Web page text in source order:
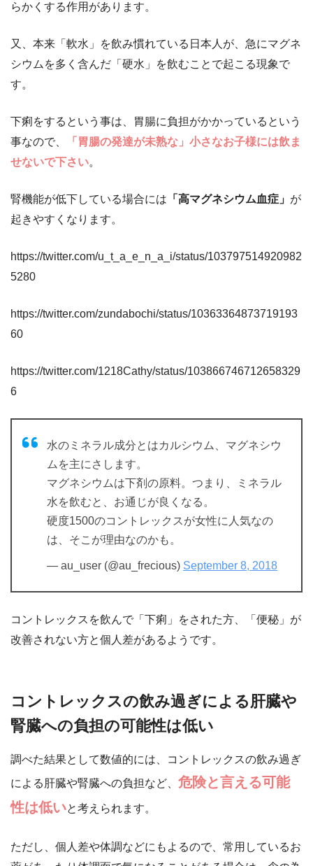
らかくする作用があります。
又、本来「軟水」を飲み慣れている日本人が、急にマグネ
シウムを多く含んだ「硬水」を飲むことで起こる現象で
す。
下痢をするという事は、胃腸に負担がかかっているという
事なので、
「胃腸の発達が未熟な」小さなお子様には飲ま
せないで下さい。
腎機能が低下している場合には 「高マグネシウム血症」 が
起きやすくなります。
https://twitter.com/u_t_a_e_n_a_i/status/103797514920982
5280
https://twitter.com/zundabochi/status/10363364873719193
60
https://twitter.com/1218Cathy/status/103866746712658329
6
水のミネラル成分とはカルシウム、マグネシウ
ムを主にさします。
マグネシウムは下剤の原料。つまり、ミネラル
水を飲むと、お通じが良くなる。
硬度1500のコントレックスが女性に人気なの
は、そこが理由なのかも。
— au_user (@au_frecious) September 8, 2018
コントレックスを飲んで「下痢」をされた方、「便秘」が
改善されない方と個人差があるようです。
コントレックスの飲み過ぎによる肝臓や
腎臓への負担の可能性は低い
調べた結果として数値的には、コントレックスの飲み過ぎ
による肝臓や腎臓への負担など、 危険と言える可能
性は低いと考えられます。
ただし、個人差や体調などにもよるので、常用しているお